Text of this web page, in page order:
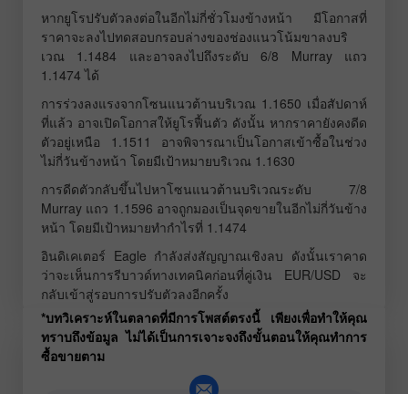
หากยูโรปรับตัวลงต่อในอีกไม่กี่ชั่วโมงข้างหน้า มีโอกาสที่
ราคาจะลงไปทดสอบกรอบล่างของช่องแนวโน้มขาลงบริ
เวณ 1.1484 และอาจลงไปถึงระดับ 6/8 Murray แถว
1.1474 ได้
การร่วงลงแรงจากโซนแนวต้านบริเวณ 1.1650 เมื่อสัปดาห์
ที่แล้ว อาจเปิดโอกาสให้ยูโรฟื้นตัว ดังนั้น หากราคายังคงดีด
ตัวอยู่เหนือ 1.1511 อาจพิจารณาเป็นโอกาสเข้าซื้อในช่วง
ไม่กี่วันข้างหน้า โดยมีเป้าหมายบริเวณ 1.1630
การดีดตัวกลับขึ้นไปหาโซนแนวต้านบริเวณระดับ 7/8
Murray แถว 1.1596 อาจถูกมองเป็นจุดขายในอีกไม่กี่วันข้าง
หน้า โดยมีเป้าหมายทำกำไรที่ 1.1474
อินดิเคเตอร์ Eagle กำลังส่งสัญญาณเชิงลบ ดังนั้นเราคาด
ว่าจะเห็นการรีบาวด์ทางเทคนิคก่อนที่คู่เงิน EUR/USD จะ
กลับเข้าสู่รอบการปรับตัวลงอีกครั้ง
*บทวิเคราะห์ในตลาดที่มีการโพสต์ตรงนี้ เพียงเพื่อทำให้คุณ
ทราบถึงข้อมูล ไม่ได้เป็นการเจาะจงถึงขั้นตอนให้คุณทำการ
ซื้อขายตาม